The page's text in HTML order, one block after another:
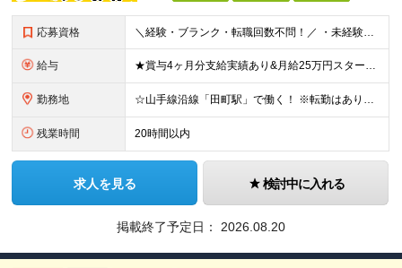
応募資格 ＼経験・ブランク・転職回数不問！／ ・未経験・正社員デビュー歓迎 ・学歴不問
給与 ★賞与4ヶ月分支給実績あり&月給25万円スタート！ ＜2024年度から3万円月給アップ！＞ 月給25万円～+諸手当+賞与年2回 ※上記金額に残業代は含みません。超過分は別途全額支給します。 ※試用
勤務地 ☆山手線沿線「田町駅」で働く！ ※転勤はありませんし勤務地は相談可能です！ 本社：東京都港区芝浦4丁目3番4号 田町きよたビル5F ※転勤はありません ※(変更の範囲)上記を除く当社関連勤務地
残業時間 20時間以内
求人を見る 検討中に入れる
掲載終了予定日： 2026.08.20